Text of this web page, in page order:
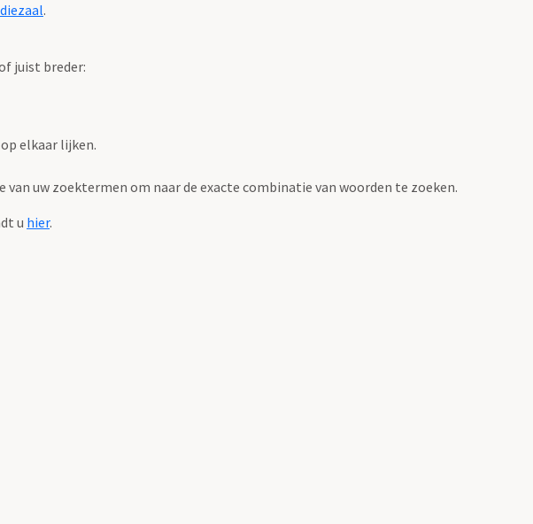
.
juist breder:
elkaar lijken.
van uw zoektermen om naar de exacte combinatie van woorden te zoeken.
u hier.